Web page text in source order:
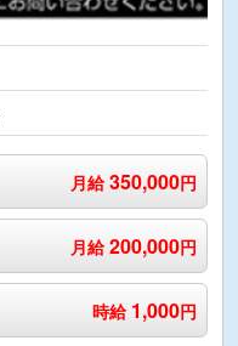
月給350,000円
月給200,000円
時給 1,000円